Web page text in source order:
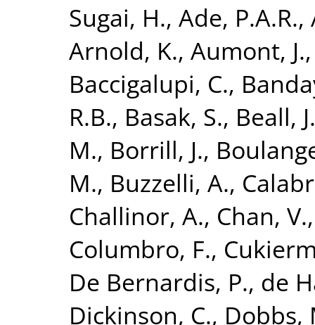
Sugai, H., Ade, P.A.R.,
Arnold, K., Aumont, J.
Baccigalupi, C.,
R.B., Basak, S., Beall, J.
M., Borrill, J.,
M., Buzzelli, A.,
Challinor, A., Chan, V.
Columbro, F.,
De Bernardis, P., de
Dickinson, C., Dobbs,